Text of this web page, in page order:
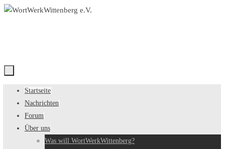
Zum
Zum
Inhalt
springen
Startseite
Nachrichten
Forum
Über uns
Was will WortWerkWittenberg?